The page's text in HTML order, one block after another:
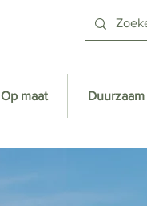
Op maat Duurzaam